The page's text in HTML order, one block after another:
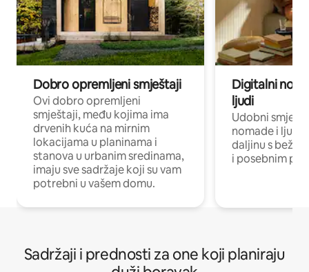
Dobro opremljeni smještaji
Ovi dobro opremljeni
smještaji, među kojima ima
drvenih kuća na mirnim
lokacijama u planinama i
stanova u urbanim sredinama,
imaju sve sadržaje koji su vam
potrebni u vašem domu.
Digitalni
ljudi
Udobni
nomade i ljude
daljinu s
i posebnim
Sadržaji i prednosti za one koji planiraju